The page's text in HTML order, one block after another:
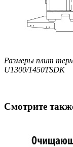
Размеры плит
U1300/1450TSDK
Смотрите